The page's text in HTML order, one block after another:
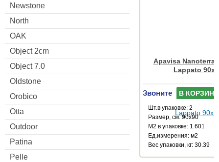
Newstone
North
OAK
Object 2cm
Object 7.0
Oldstone
Orobico
Otta
Outdoor
Patina
Pelle
Apavisa
Lappato
Звоните В КОРЗИНУ
Шт.в упаковке: 2
Размер, см: 90x90
М2 в упаковке: 1.601
Ед.измерения: м2
Веc упаковки, кг: 30.39